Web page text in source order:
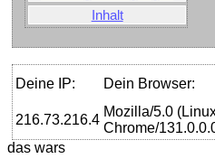
Inhalt
Deine IP: Dein Browser:
216.73.216.4
Mozilla/5.0
Chrome/
das wars